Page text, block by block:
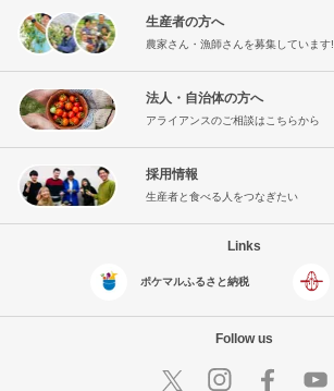
生産者の方へ
農家さん・漁師さんを募集しています!
法人・自治体の方へ
アライアンスのご相談はこちらから
採用情報
生産者と食べる人をつなぎたい
Links
ポケマルふるさと納税
Follow us